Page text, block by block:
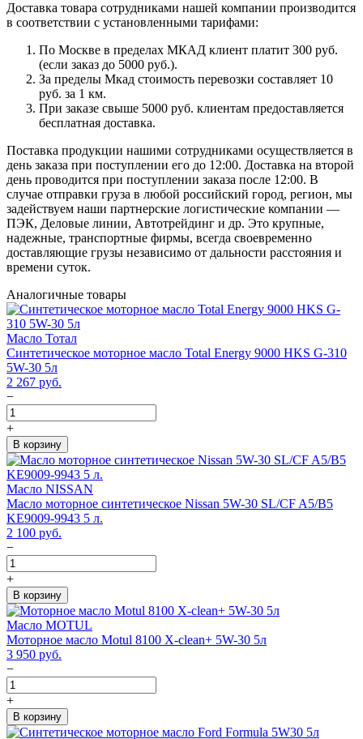
Доставка товара сотрудниками нашей компании производится
в соответствии с установленными тарифами:
По Москве в пределах МКАД клиент платит 300 руб.
(если заказ до 5000 руб.).
За пределы Мкад стоимость перевозки составляет 10
руб. за 1 км.
При заказе свыше 5000 руб. клиентам предоставляется
бесплатная доставка.
Поставка продукции нашими сотрудниками осуществляется в
день заказа при поступлении его до 12:00. Доставка на второй
день проводится при поступлении заказа после 12:00. В
случае отправки груза в любой российский город, регион, мы
задействуем наши партнерские логистические компании —
ПЭК, Деловые линии, Автотрейдинг и др. Это крупные,
надежные, транспортные фирмы, всегда своевременно
доставляющие грузы независимо от дальности расстояния и
времени суток.
Аналогичные товары
Масло Тотал
Синтетическое моторное масло Total Energy 9000 HKS G-310
5W-30 5л
2 267 руб.
−
+
В корзину
Масло NISSAN
Масло моторное синтетическое Nissan 5W-30 SL/CF A5/B5
KE9009-9943 5 л.
2 100 руб.
−
+
В корзину
Масло MOTUL
Моторное масло Motul 8100 X-clean+ 5W-30 5л
3 950 руб.
−
+
В корзину